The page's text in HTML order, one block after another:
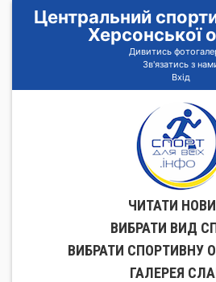
Центральний
Херсонської
Дивитись
Зв'язатись з
Вхід
ЧИТАТИ
ВИБРАТИ ВИД
ВИБРАТИ СПОРТИВНУ
ГАЛЕРЕЯ